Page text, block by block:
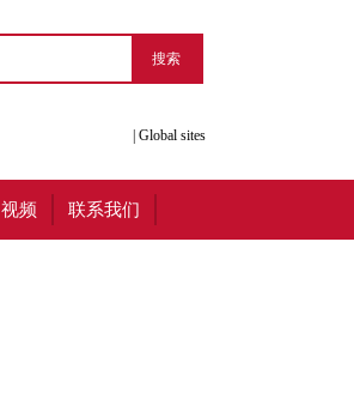
Global sites
视频 联系我们